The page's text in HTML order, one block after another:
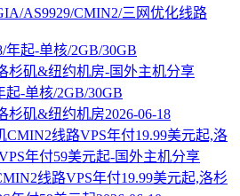
AS9929/CMIN2/三网优化线路
起-单核/2GB/30GB
杉矶&纽约机房2026-06-18
线路VPS年付19.99美元起,洛杉